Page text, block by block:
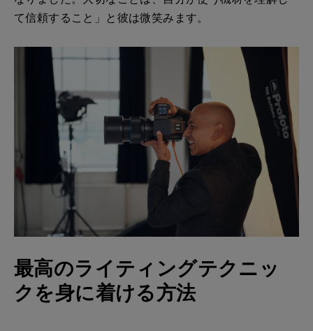
て信頼すること」と彼は微笑みます。
最高のライティングテクニッ
クを身に着ける方法